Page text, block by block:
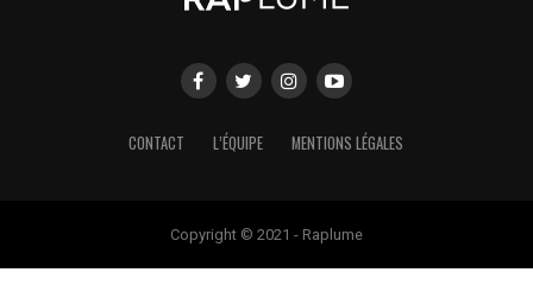
CONTACT L’ÉQUIPE MENTIONS LÉGALES
Copyright © 2021 - Raplume